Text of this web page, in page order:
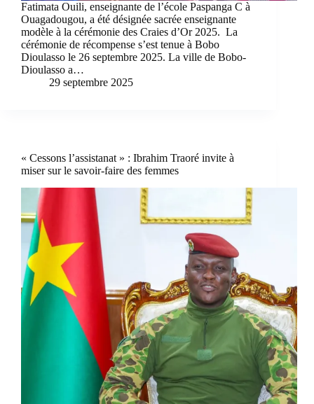
Fatimata Ouili, enseignante de l’école Paspanga C à
Ouagadougou, a été désignée sacrée enseignante
modèle à la cérémonie des Craies d’Or 2025. La
cérémonie de récompense s’est tenue à Bobo
Dioulasso le 26 septembre 2025. La ville de Bobo-
Dioulasso a…
29 septembre 2025
« Cessons l’assistanat » : Ibrahim Traoré invite à
miser sur le savoir-faire des femmes